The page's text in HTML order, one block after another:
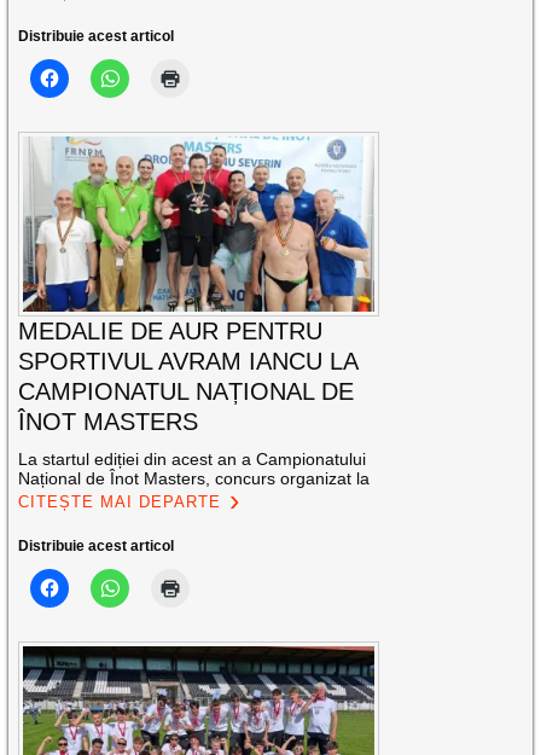
Distribuie acest articol
MEDALIE DE AUR PENTRU
SPORTIVUL AVRAM IANCU LA
CAMPIONATUL NAȚIONAL DE
ÎNOT MASTERS
La startul ediției din acest an a Campionatului
Național de Înot Masters, concurs organizat la
CITEȘTE MAI DEPARTE
Distribuie acest articol